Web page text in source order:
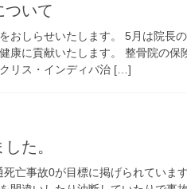
ついて
おしらせいたします。 5月は院長
康に貢献いたします。 整骨院の保
リス・インディバ治 […]
た。
亡事故0が目標に掲げられていま